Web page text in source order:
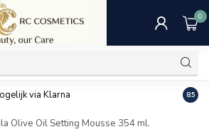
0
via Klarna 8.5
Olive Oil Setting Mousse 354 ml.